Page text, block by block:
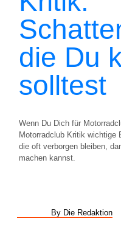
die Du
solltest
Wenn Du Dich für
Motorradclub Kritik wichtige
die oft verborgen bleiben,
machen kannst.
By Die Redaktion